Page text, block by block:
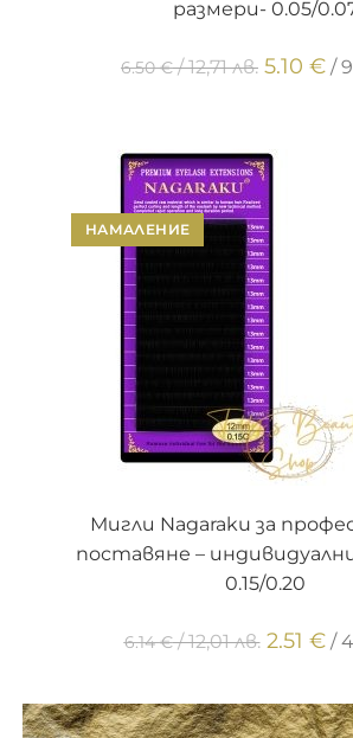
размери- 0.05/
6.50€/ 12,71 лв. 5.10 € /
НАМАЛЕНИЕ
Мигли Nagaraku за
поставяне –
0.15/0.20
6.14€/ 12,01 лв. 2.51 €/